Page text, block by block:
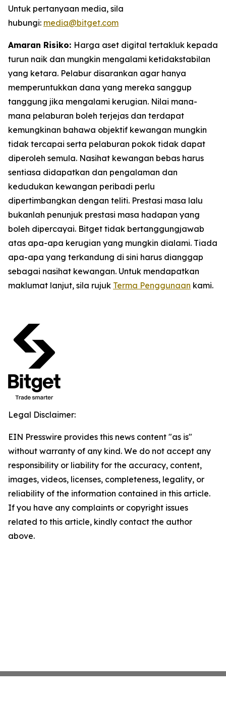
Untuk pertanyaan media, sila
hubungi: media@bitget.com
Amaran Risiko: Harga aset digital tertakluk kepada
turun naik dan mungkin mengalami ketidakstabilan
yang ketara. Pelabur disarankan agar hanya
memperuntukkan dana yang mereka sanggup
tanggung jika mengalami kerugian. Nilai mana-
mana pelaburan boleh terjejas dan terdapat
kemungkinan bahawa objektif kewangan mungkin
tidak tercapai serta pelaburan pokok tidak dapat
diperoleh semula. Nasihat kewangan bebas harus
sentiasa didapatkan dan pengalaman dan
kedudukan kewangan peribadi perlu
dipertimbangkan dengan teliti. Prestasi masa lalu
bukanlah penunjuk prestasi masa hadapan yang
boleh dipercayai. Bitget tidak bertanggungjawab
atas apa-apa kerugian yang mungkin dialami. Tiada
apa-apa yang terkandung di sini harus dianggap
sebagai nasihat kewangan. Untuk mendapatkan
maklumat lanjut, sila rujuk Terma Penggunaan kami.
Legal Disclaimer:
EIN Presswire provides this news content "as is"
without warranty of any kind. We do not accept any
responsibility or liability for the accuracy, content,
images, videos, licenses, completeness, legality, or
reliability of the information contained in this article.
If you have any complaints or copyright issues
related to this article, kindly contact the author
above.